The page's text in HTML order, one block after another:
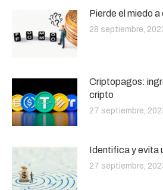
Pierde el miedo
28 septiembre,
Criptopagos:
cripto
27 septiembre,
Identifica y evita
27 septiembre,